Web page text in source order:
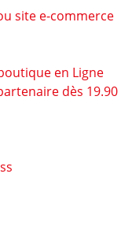
site e-commerce
en Ligne
dès 19.90